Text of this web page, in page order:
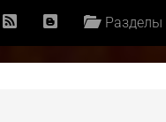
Разделы